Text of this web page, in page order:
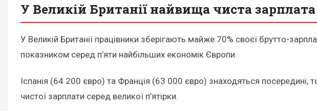
У Великій Британії найвища чиста
У Великій Британії працівники зберігають майже 70% своєї брутто-
показником серед п’яти найбільших економік Європи.
Іспанія (64 200 євро) та Франція (63 000 євро) знаходяться
чистої зарплати серед великої п’ятірки.